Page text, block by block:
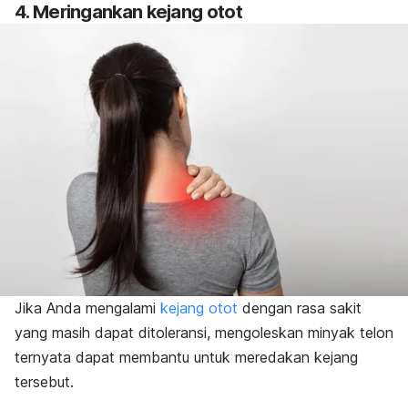
4. Meringankan kejang otot
Jika Anda mengalami kejang otot dengan rasa sakit
yang masih dapat ditoleransi, mengoleskan minyak telon
ternyata dapat membantu untuk meredakan kejang
tersebut.